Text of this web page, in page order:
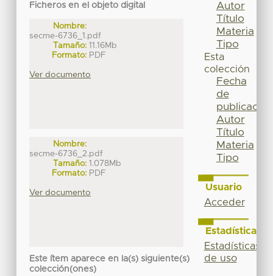
Ficheros en el objeto digital
Nombre:
secme-6736_1.pdf
Tamaño: 11.16Mb
Formato: PDF
Ver documento
Nombre:
secme-6736_2.pdf
Tamaño: 1.078Mb
Formato: PDF
Ver documento
Este ítem aparece en la(s) siguiente(s)
colección(ones)
Autor
Título
Materia
Tipo
Esta
colección
Fecha
de
publicación
Autor
Título
Materia
Tipo
Usuario
Acceder
Estadísticas
Estadísticas
de uso